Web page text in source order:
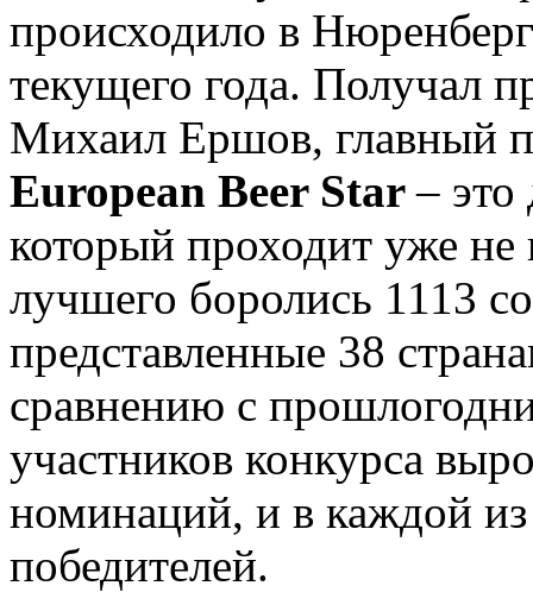
происходило в
текущего года. Получал
Михаил Ершов, главный
European Beer Star– это
который проходит уже не
лучшего боролись 1113
представленные 38
сравнению с
участников конкурса
номинаций, и в каждой из
победителей.